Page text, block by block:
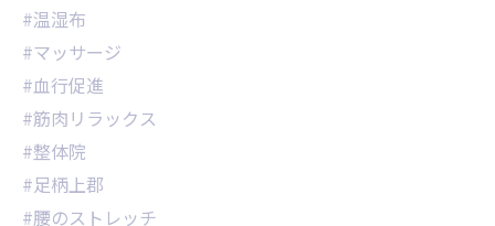
#温湿布
#マッサージ
#血行促進
#筋肉リラックス
#整体院
#足柄上郡
#腰のストレッチ